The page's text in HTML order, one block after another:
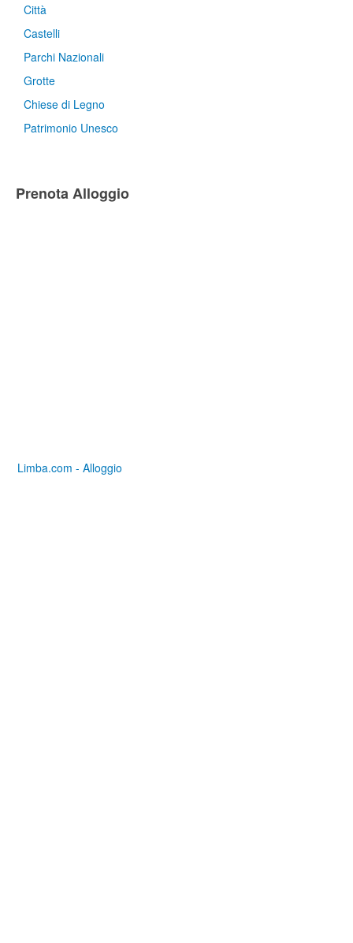
Città
Castelli
Parchi Nazionali
Grotte
Chiese di Legno
Patrimonio Unesco
Prenota Alloggio
Limba.com - Alloggio